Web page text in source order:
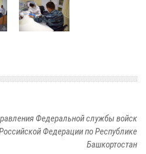
Федеральной службы войск
Федерации по Республике
Башкортостан